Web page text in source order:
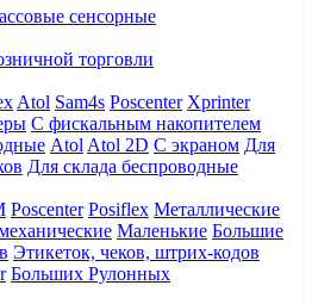
сенсорные
торговли
Atol Sam4s Poscenter Xprinter
С фискальным накопителем
Atol Atol 2D С экраном Для
Для склада беспроводные
Poscenter Posiflex Металлические
Маленькие Большие
Этикеток, чеков, штрих-кодов
Больших Рулонных